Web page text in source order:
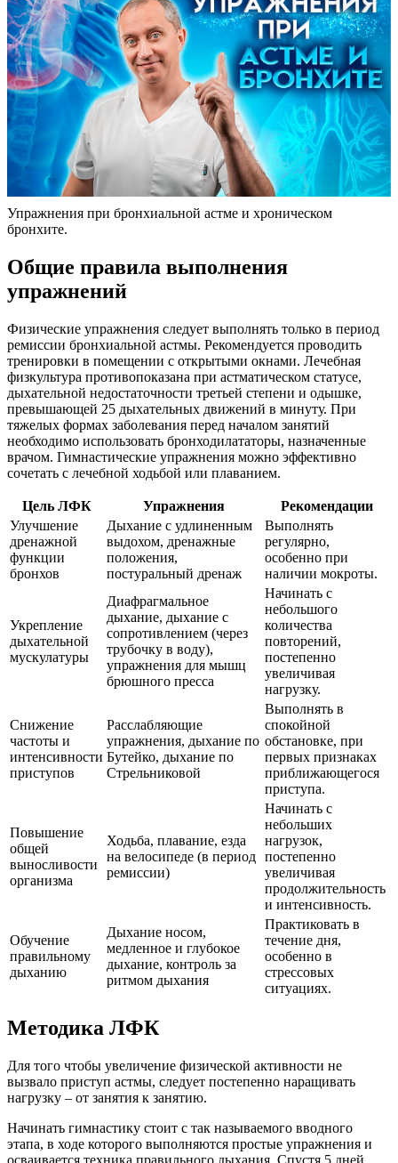
Упражнения при бронхиальной астме и хроническом
бронхите.
Общие правила выполнения
упражнений
Физические упражнения следует выполнять только в период
ремиссии бронхиальной астмы. Рекомендуется проводить
тренировки в помещении с открытыми окнами. Лечебная
физкультура противопоказана при астматическом статусе,
дыхательной недостаточности третьей степени и одышке,
превышающей 25 дыхательных движений в минуту. При
тяжелых формах заболевания перед началом занятий
необходимо использовать бронходилататоры, назначенные
врачом. Гимнастические упражнения можно эффективно
сочетать с лечебной ходьбой или плаванием.
Цель ЛФК Упражнения
Рекомендации
Улучшение
дренажной
функции
бронхов
Дыхание с удлиненным
выдохом, дренажные
положения,
постуральный дренаж
Выполнять
регулярно,
особенно при
наличии мокроты.
Укрепление
дыхательной
мускулатуры
Диафрагмальное
дыхание, дыхание с
сопротивлением (через
трубочку в воду),
упражнения для мышц
брюшного пресса
Начинать с
небольшого
количества
повторений,
постепенно
увеличивая
нагрузку.
Снижение
частоты и
интенсивности
приступов
Расслабляющие
упражнения, дыхание по
Бутейко, дыхание по
Стрельниковой
Выполнять в
спокойной
обстановке, при
первых признаках
приближающегося
приступа.
Повышение
общей
выносливости
организма
Ходьба, плавание, езда
на велосипеде (в период
ремиссии)
Начинать с
небольших
нагрузок,
постепенно
увеличивая
продолжительность
и интенсивность.
Обучение
правильному
дыханию
Дыхание носом,
медленное и глубокое
дыхание, контроль за
ритмом дыхания
Практиковать в
течение дня,
особенно в
стрессовых
ситуациях.
Методика ЛФК
Для того чтобы увеличение физической активности не
вызвало приступ астмы, следует постепенно наращивать
нагрузку – от занятия к занятию.
Начинать гимнастику стоит с так называемого вводного
этапа, в ходе которого выполняются простые упражнения и